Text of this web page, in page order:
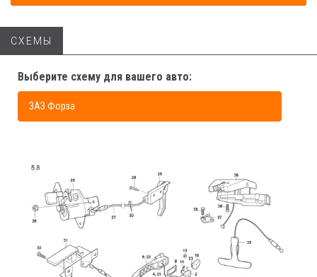
СХЕМЫ
Выберите схему для вашего авто:
ЗАЗ Форза